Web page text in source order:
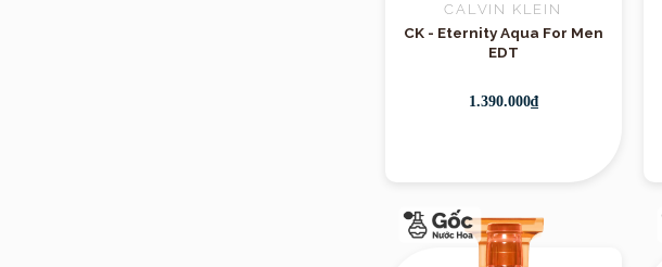
CALVIN KLEIN
CK - Eternity Aqua For Men
EDT
1.390.000₫